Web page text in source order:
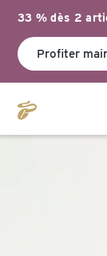
33 % dès 2
Profiter